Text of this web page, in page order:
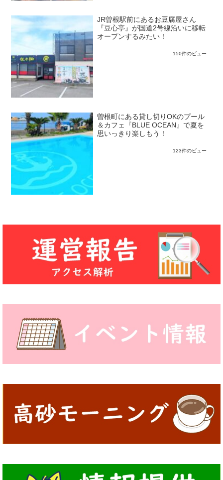
JR曽根駅前にあるお豆腐屋さん
『豆心亭』が国道2号線沿いに移転
オープンするみたい！
150件のビュー
曽根町にある貸し切りOKのプール
＆カフェ『BLUE OCEAN』で夏を
思いっきり楽しもう！
123件のビュー